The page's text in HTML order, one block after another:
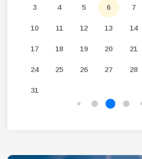
3 4 5 6 7
10 11 12 13 14
17 18 19 20 21
24 25 26 27 28
31